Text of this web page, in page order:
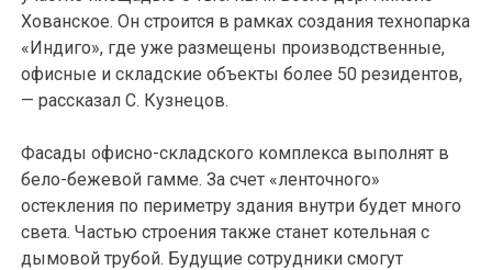
Хованское. Он строится в рамках создания технопарка
«Индиго», где уже размещены производственные,
офисные и складские объекты более 50 резидентов,
— рассказал С. Кузнецов.
Фасады офисно-складского комплекса выполнят в
бело-бежевой гамме. За счет «ленточного»
остекления по периметру здания внутри будет много
света. Частью строения также станет котельная с
дымовой трубой. Будущие сотрудники смогут